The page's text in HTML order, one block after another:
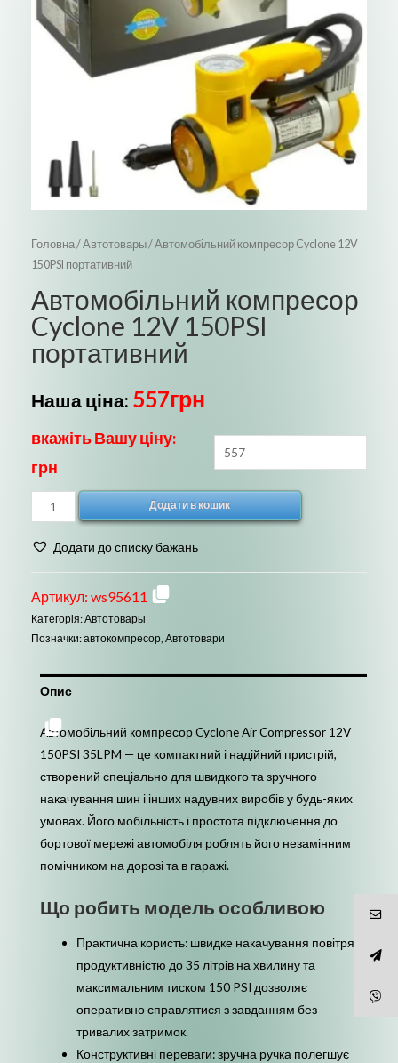
Головна/Автотовары/ Автомобільний компресор Cyclone 12V
150PSI портативний
Автомобільний компресор
Cyclone 12V 150PSI
портативний
Наша ціна: 557грн
вкажіть Вашу ціну:
грн
Автомобільний
компресор
Cyclone
150PSI
портативний
кількість
Додати в кошик
Додати до списку бажань
Артикул: ws95611
Категорія:Автотовары
Позначки:автокомпресор, Автотовари
Опис
Автомобільний компресор Cyclone Air Compressor 12V
150PSI 35LPM — це компактний і надійний пристрій,
створений спеціально для швидкого та зручного
накачування шин і інших надувних виробів у будь-яких
умовах. Його мобільність і простота підключення до
бортової мережі автомобіля роблять його незамінним
помічником на дорозі та в гаражі.
Що робить модель особливою
Практична користь: швидке накачування повітря з
продуктивністю до 35 літрів на хвилину та
максимальним тиском 150 PSI дозволяє
оперативно справлятися з завданням без
тривалих затримок.
Конструктивні переваги: зручна ручка полегшує